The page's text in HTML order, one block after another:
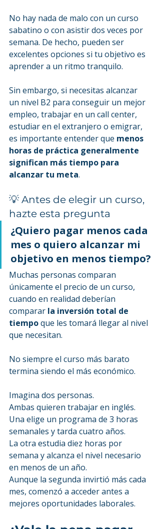
No hay nada de malo con un curso
sabatino o con asistir dos veces por
semana. De hecho, pueden ser
excelentes opciones si tu objetivo es
aprender a un ritmo tranquilo.
Sin embargo, si necesitas alcanzar
un nivel B2 para conseguir un mejor
empleo, trabajar en un call center,
estudiar en el extranjero o emigrar,
es importante entender que menos
horas de práctica generalmente
significan más tiempo para
alcanzar tu meta.
💡 Antes de elegir un curso,
hazte esta pregunta
¿Quiero pagar menos cada
mes o quiero alcanzar mi
objetivo en menos tiempo?
Muchas personas comparan
únicamente el precio de un curso,
cuando en realidad deberían
comparar la inversión total de
tiempo que les tomará llegar al nivel
que necesitan.
No siempre el curso más barato
termina siendo el más económico.
Imagina dos personas.
Ambas quieren trabajar en inglés.
Una elige un programa de 3 horas
semanales y tarda cuatro años.
La otra estudia diez horas por
semana y alcanza el nivel necesario
en menos de un año.
Aunque la segunda invirtió más cada
mes, comenzó a acceder antes a
mejores oportunidades laborales.